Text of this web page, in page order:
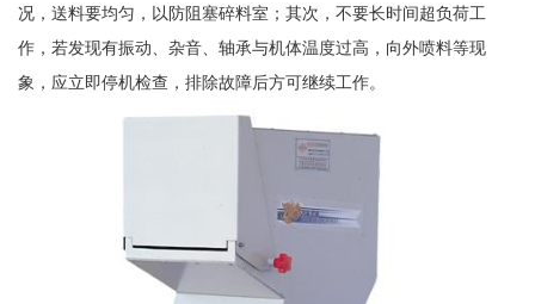
况，送料要均匀，以防阻塞碎料室；其次，不要长时间超负荷工
作，若发现有振动、杂音、轴承与机体温度过高，向外喷料等现
象，应立即停机检查，排除故障后方可继续工作。